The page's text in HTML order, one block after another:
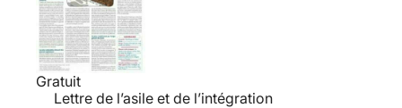
Gratuit
Lettre de l’asile et de l’intégration